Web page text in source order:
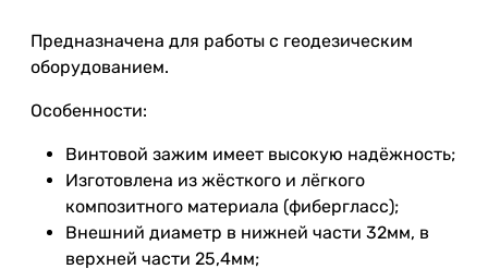
Предназначена для работы с геодезическим
оборудованием.
Особенности:
Винтовой зажим имеет высокую надёжность;
Изготовлена из жёсткого и лёгкого
композитного материала (фибергласс);
Внешний диаметр в нижней части 32мм, в
верхней части 25,4мм;